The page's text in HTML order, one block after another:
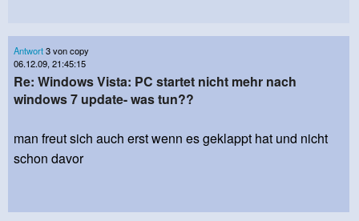
Antwort3 von copy
06.12.09, 21:45:15
Re: Windows Vista: PC startet nicht mehr nach
windows 7 update- was tun??
man freut sich auch erst wenn es geklappt hat und nicht
schon davor